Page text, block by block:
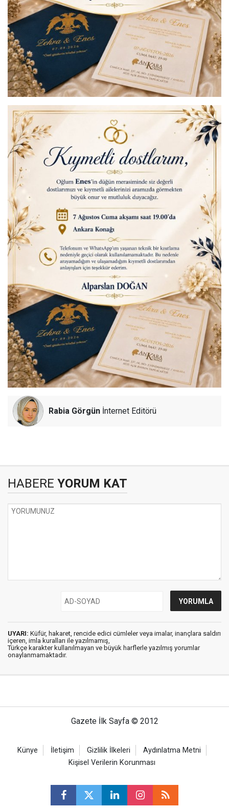
Rabia Görgün İnternet Editörü
HABERE YORUM KAT
UYARI: Küfür, hakaret, rencide edici cümleler veya imalar, inançlara saldırı
içeren, imla kuralları ile yazılmamış,
Türkçe karakter kullanılmayan ve büyük harflerle yazılmış yorumlar
onaylanmamaktadır.
Gazete İlk Sayfa © 2012
Künye İletişim Gizlilik İlkeleri
Aydınlatma Metni
Kişisel Verilerin Korunması